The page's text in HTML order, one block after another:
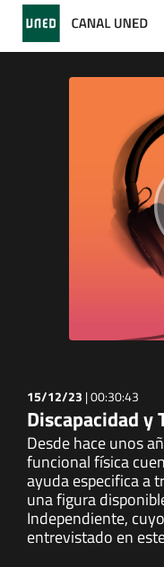
15/12/23 |00:30:43
Discapacidad y
Desde hace unos
funcional física
ayuda especifica a
una figura
Independiente,
entrevistado en